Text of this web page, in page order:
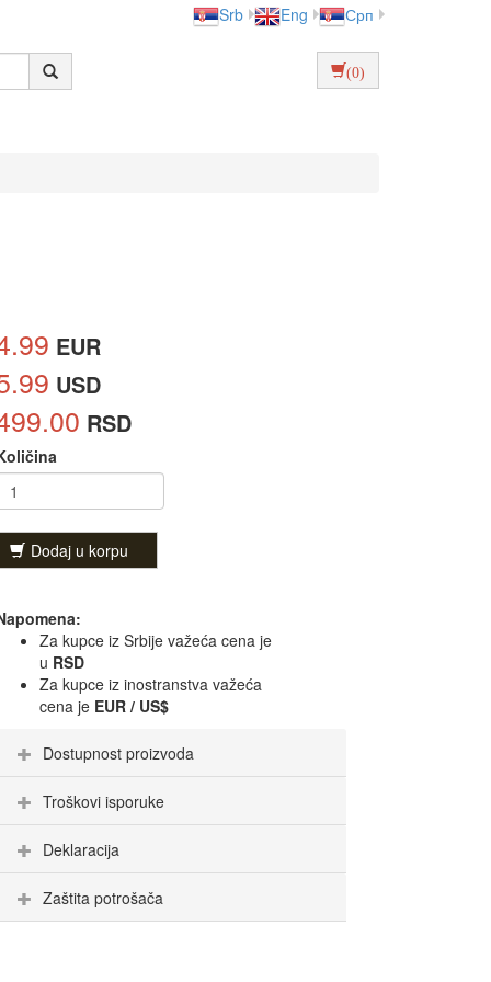
Srb Eng Срп
(0)
EUR
USD
RSD
Dodaj u korpu
Za kupce iz Srbije važeća cena je
u RSD
Za kupce iz inostranstva važeća
cena je EUR / US$
Dostupnost proizvoda
Troškovi isporuke
Deklaracija
Zaštita potrošača